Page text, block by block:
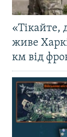
«Тікайте,
живе
км від